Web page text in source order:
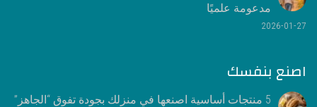
مدعومة علميًا
2026-01-27
اصنع بنفسك
5 منتجات أساسية اصنعها في منزلك بجودة تفوق “الجاهز”